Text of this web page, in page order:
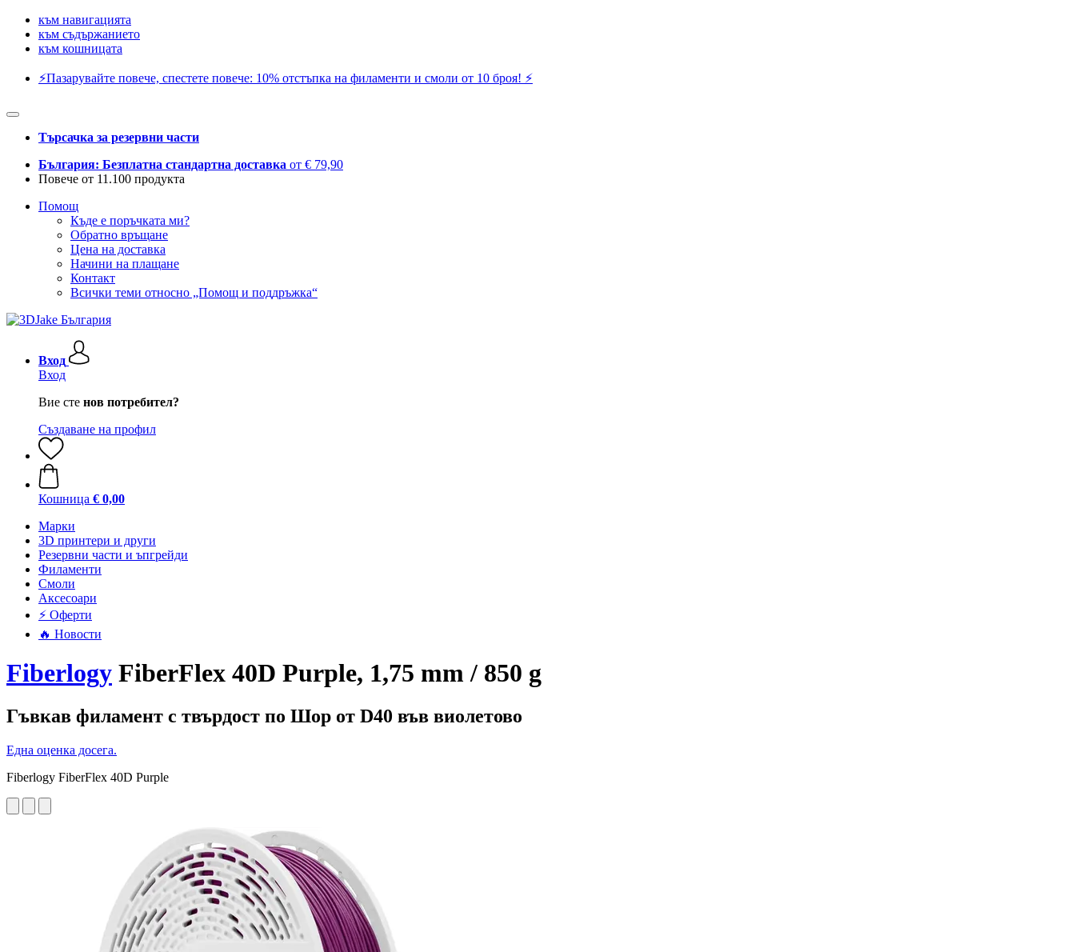
към навигацията
към съдържанието
към кошницата
⚡️Пазарувайте повече, спестете повече: 10% отстъпка на филаменти и смоли от 10 броя! ⚡️
Търсачка за резервни части
България: Безплатна стандартна доставка от € 79,90
Повече от 11.100 продукта
Помощ
Къде е поръчката ми?
Обратно връщане
Цена на доставка
Начини на плащане
Контакт
Всички теми относно „Помощ и поддръжка“
Вход
Вход
Вие сте нов потребител?
Създаване на профил
Кошница € 0,00
Mарки
3D принтери и други
Резервни части и ъпгрейди
Филаменти
Смоли
Аксесоари
⚡ Оферти
🔥 Новости
Fiberlogy FiberFlex 40D Purple, 1,75 mm / 850 g
Гъвкав филамент с твърдост по Шор от D40 във виолетово
Една оценка досега.
Fiberlogy FiberFlex 40D Purple